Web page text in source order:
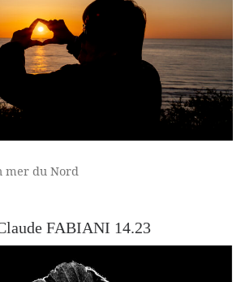
mer du Nord
FABIANI 14.23